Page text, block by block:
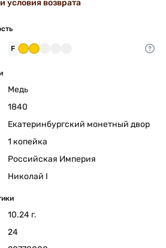
условия возврата
F
Медь
1840
Екатеринбургский монетный двор
1 копейка
Российская Империя
Николай I
10.24 г.
24